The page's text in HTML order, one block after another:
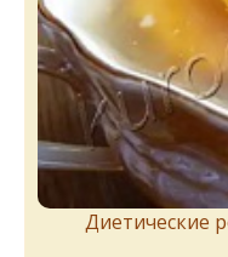
Диетические